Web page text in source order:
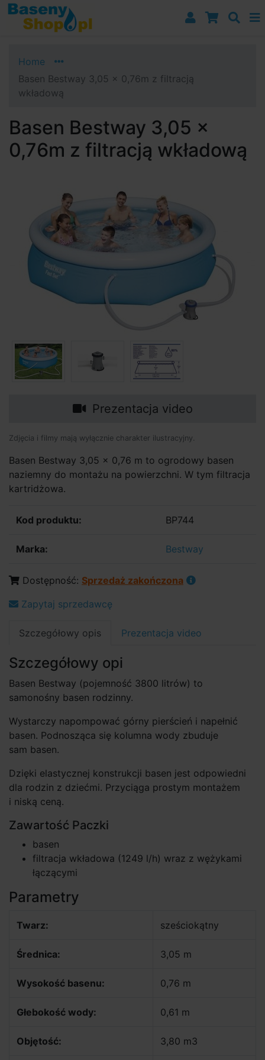
Przejdź do nawigacji
Przejdź do treści
Przejdź do paska bocznego
Home
Basen Bestway 3,05 x 0,76m z filtracją
wkładową
Basen Bestway 3,05 x
0,76m z filtracją wkładową
Prezentacja video
Zdjęcia i filmy mają wyłącznie charakter ilustracyjny.
Basen Bestway 3,05 x 0,76 m to ogrodowy basen
naziemny do montażu na powierzchni. W tym filtracja
kartridżowa.
Kod produktu: BP744
Marka: Bestway
Dostępność: Sprzedaż zakończona
Zapytaj sprzedawcę
Szczegółowy opis Prezentacja video
Szczegółowy opi
Basen Bestway (pojemność 3800 litrów) to
samonośny basen rodzinny.
Wystarczy napompować górny pierścień i napełnić
basen. Podnosząca się kolumna wody zbuduje
sam basen.
Dzięki elastycznej konstrukcji basen jest odpowiedni
dla rodzin z dziećmi. Przyciąga prostym montażem
i niską ceną.
Zawartość Paczki
basen
filtracja wkładowa (1249 l/h) wraz z wężykami
łączącymi
Parametry
Twarz: sześciokątny
Średnica: 3,05 m
Wysokość basenu: 0,76 m
Głebokość wody: 0,61 m
Objętość: 3,80 m3